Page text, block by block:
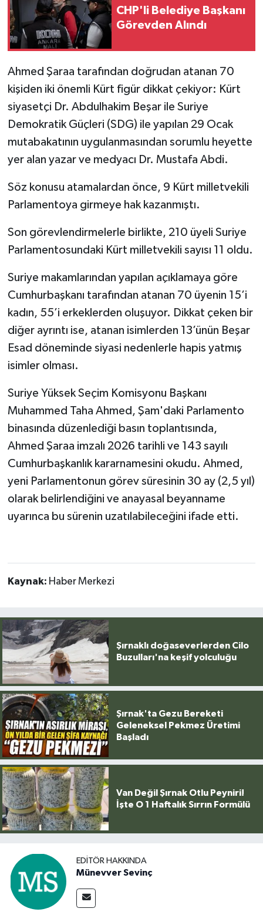
CHP'li Belediye Başkanı
Görevden Alındı
Ahmed Şaraa tarafından doğrudan atanan 70
kişiden iki önemli Kürt figür dikkat çekiyor: Kürt
siyasetçi Dr. Abdulhakim Beşar ile Suriye
Demokratik Güçleri (SDG) ile yapılan 29 Ocak
mutabakatının uygulanmasından sorumlu heyette
yer alan yazar ve medyacı Dr. Mustafa Abdi.
Söz konusu atamalardan önce, 9 Kürt milletvekili
Parlamentoya girmeye hak kazanmıştı.
Son görevlendirmelerle birlikte, 210 üyeli Suriye
Parlamentosundaki Kürt milletvekili sayısı 11 oldu.
Suriye makamlarından yapılan açıklamaya göre
Cumhurbaşkanı tarafından atanan 70 üyenin 15’i
kadın, 55’i erkeklerden oluşuyor. Dikkat çeken bir
diğer ayrıntı ise, atanan isimlerden 13’ünün Beşar
Esad döneminde siyasi nedenlerle hapis yatmış
isimler olması.
Suriye Yüksek Seçim Komisyonu Başkanı
Muhammed Taha Ahmed, Şam'daki Parlamento
binasında düzenlediği basın toplantısında,
Ahmed Şaraa imzalı 2026 tarihli ve 143 sayılı
Cumhurbaşkanlık kararnamesini okudu. Ahmed,
yeni Parlamentonun görev süresinin 30 ay (2,5 yıl)
olarak belirlendiğini ve anayasal beyanname
uyarınca bu sürenin uzatılabileceğini ifade etti.
Kaynak: Haber Merkezi
Şırnaklı doğaseverlerden Cilo
Buzulları'na keşif yolculuğu
Şırnak'ta Gezu Bereketi
Geleneksel Pekmez Üretimi
Başladı
Van Değil Şırnak Otlu Peyniri!
İşte O 1 Haftalık Sırrın Formülü
EDITÖR HAKKINDA
Münevver Sevinç